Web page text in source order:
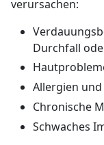
verursachen:
Durchfall
Allergien
Chronische
Schwaches